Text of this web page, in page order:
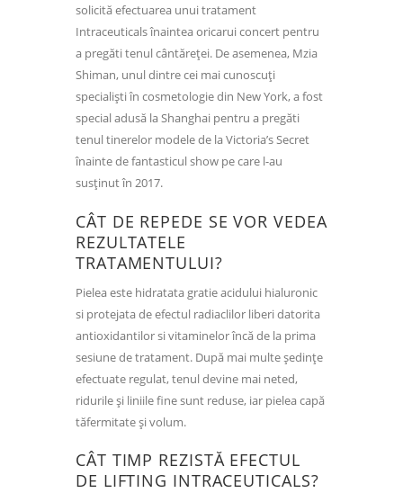
solicită efectuarea unui tratament
Intraceuticals înaintea oricarui concert pentru
a pregăti tenul cântăreței. De asemenea, Mzia
Shiman, unul dintre cei mai cunoscuți
specialiști în cosmetologie din New York, a fost
special adusă la Shanghai pentru a pregăti
tenul tinerelor modele de la Victoria’s Secret
înainte de fantasticul show pe care l-au
susținut în 2017.
CÂT DE REPEDE SE VOR VEDEA
REZULTATELE
TRATAMENTULUI?
Pielea este hidratata gratie acidului hialuronic
si protejata de efectul radiaclilor liberi datorita
antioxidantilor si vitaminelor încă de la prima
sesiune de tratament. După mai multe ședințe
efectuate regulat, tenul devine mai neted,
ridurile și liniile fine sunt reduse, iar pielea capă
tăfermitate și volum.
CÂT TIMP REZISTĂ EFECTUL
DE LIFTING INTRACEUTICALS?